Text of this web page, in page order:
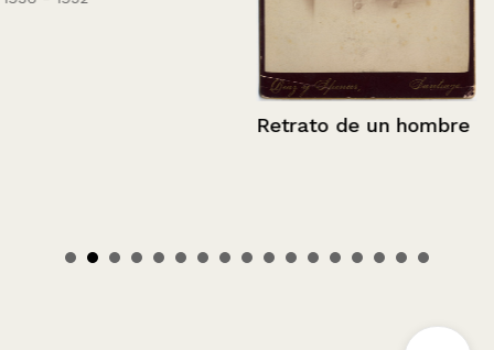
Retrato de un hombre